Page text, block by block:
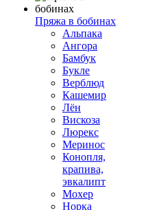
Пряжа в бобинах
Альпака
Ангора
Бамбук
Букле
Верблюд
Кашемир
Лён
Вискоза
Люрекс
Меринос
Конопля,
крапива,
эвкалипт
Мохер
Норка